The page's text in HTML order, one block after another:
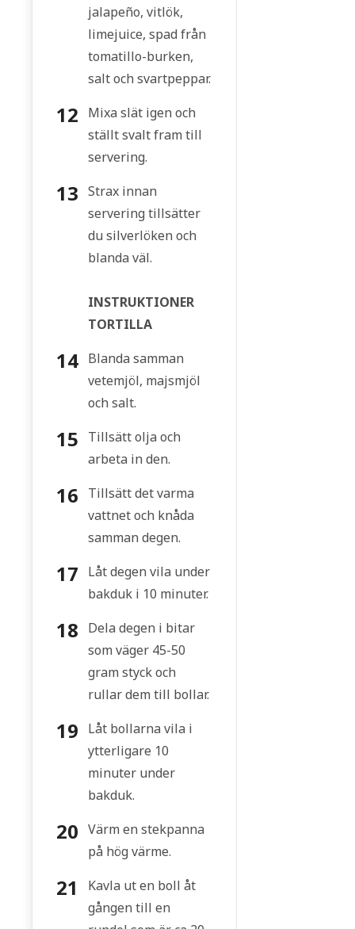
jalapeño, vitlök,
limejuice, spad från
tomatillo-burken,
salt och svartpeppar.
Mixa slät igen och
ställt svalt fram till
servering.
Strax innan
servering tillsätter
du silverlöken och
blanda väl.
INSTRUKTIONER
TORTILLA
Blanda samman
vetemjöl, majsmjöl
och salt.
Tillsätt olja och
arbeta in den.
Tillsätt det varma
vattnet och knåda
samman degen.
Låt degen vila under
bakduk i 10 minuter.
Dela degen i bitar
som väger 45-50
gram styck och
rullar dem till bollar.
Låt bollarna vila i
ytterligare 10
minuter under
bakduk.
Värm en stekpanna
på hög värme.
Kavla ut en boll åt
gången till en